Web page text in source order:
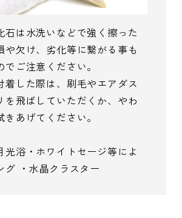
石は水洗いなどで強く擦った
や欠け、劣化等に繋がる事も
でご注意ください。
着した際は、刷毛やエアダス
を飛ばしていただくか、やわ
きあげてください。
光浴・ホワイトセージ等によ
グ ・水晶クラスター